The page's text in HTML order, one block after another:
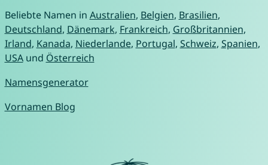
Beliebte Namen in Australien, Belgien, Brasilien,
Deutschland, Dänemark, Frankreich, Großbritannien,
Irland, Kanada, Niederlande, Portugal, Schweiz, Spanien,
USAund Österreich
Namensgenerator
Vornamen Blog